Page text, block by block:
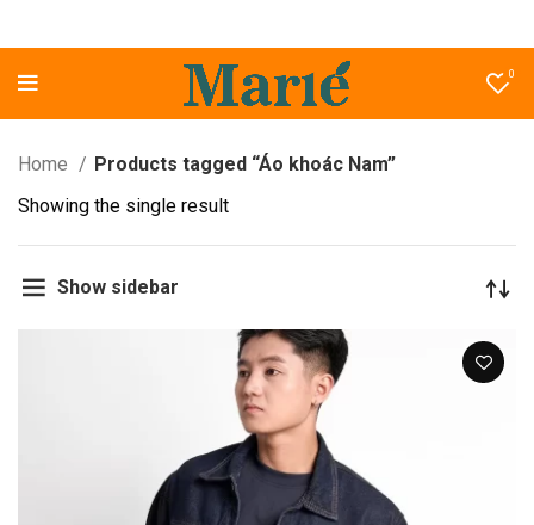
0
Home
Products tagged “Áo khoác Nam”
Showing the single result
Show sidebar